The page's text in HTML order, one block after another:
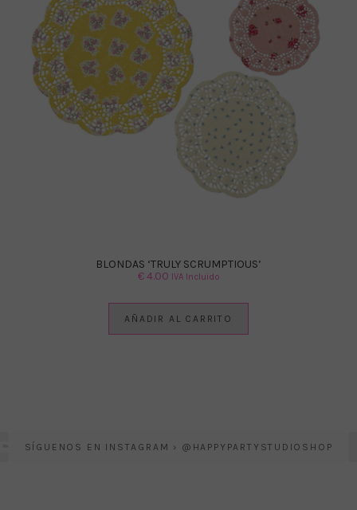
BLONDAS ‘TRULY SCRUMPTIOUS’
€4.00 IVA Incluido
AÑADIR AL CARRITO
SÍGUENOS EN INSTAGRAM › @HAPPYPARTYSTUDIOSHOP